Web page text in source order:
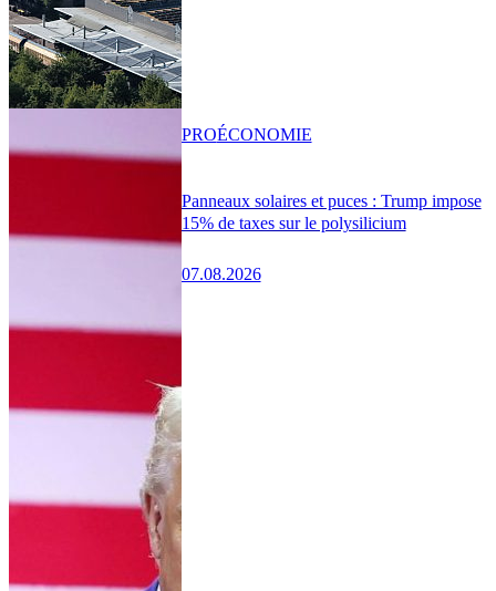
Panneaux solaires et puces : Trump impose
15% de taxes sur le polysilicium
07.08.2026
PROÉCONOMIE